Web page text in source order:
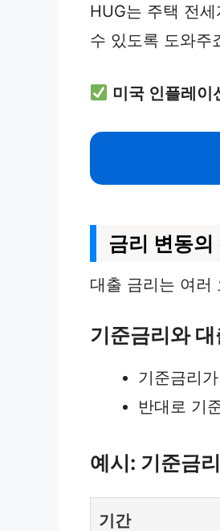
HUG는 주택 전
수 있도록 도와주
미국 인플레이
금리 변동의
대출 금리는 여러
기준금리와 대
기준금리
반대로 기
예시: 기준금
기간